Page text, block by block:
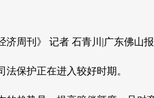
济周刊》 记者 石青川|广东佛山
法保护正在进入较好时期。